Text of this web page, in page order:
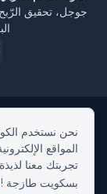
جوجل، تحقيق
الرئيسيةحول
نحن نستخدم
المواقع
تجربتك معنا
بسكويت طازجة !